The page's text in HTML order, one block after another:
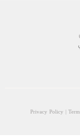
Privacy Policy |